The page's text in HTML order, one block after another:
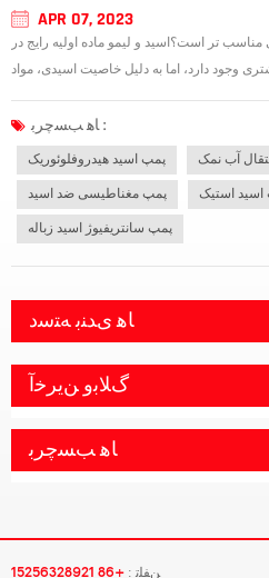
APR 07, 2023
تر است؟اسید و لیمو ماده اولیه رایج در
وجود دارد، اما به دلیل خاصیت اسیدی، مواد
ﺎﻫ ﺐﺴﭼﺮﺑ :
پمپ اسید هیدروفلوئوریک آب نمک
پمپ مغناطیسی ضد اسید اسید استیک
پمپ سانتریفیوژ اسید زباله
ﺎﻫ ﯼﺪﻨﺑ ﻪﺘﺳﺩ
ﮒﻼ ﺑﻭ ﻦﯾﺮﺧﺁ
ﺎﻫ ﺐﺴﭼﺮﺑ
ﻦﻔﻠﺗ : +86 15256328921